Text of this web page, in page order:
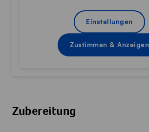
Einstellungen
Zustimmen & Anzeigen
Zubereitung